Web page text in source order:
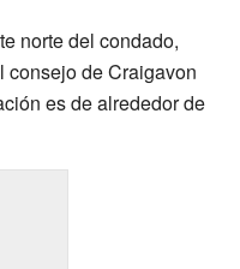
norte del condado,
consejo de Craigavon
es de alrededor de